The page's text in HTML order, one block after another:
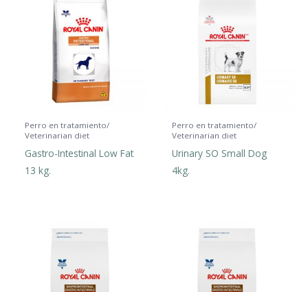
Perro en tratamiento/
Veterinarian diet
Gastro-Intestinal Low Fat
13 kg.
Perro en tratamiento/
Veterinarian diet
Urinary SO Small Dog
4kg.